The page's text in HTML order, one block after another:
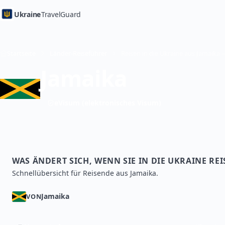
UkraineTravelGuard
WAS ÄNDERT SICH, WENN SIE IN DIE UKRAINE
Schnellübersicht für Reisende aus Jamaika.
VONJamaika